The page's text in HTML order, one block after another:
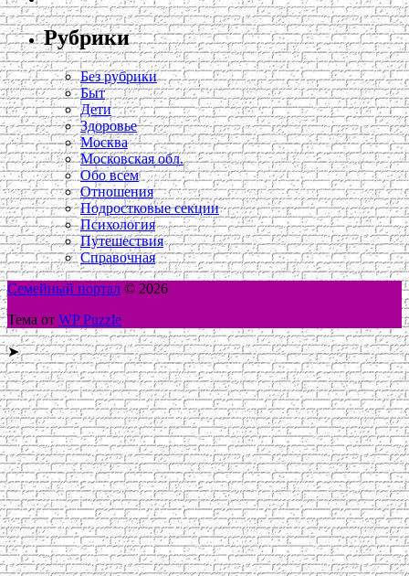
Рубрики
Без рубрики
Быт
Дети
Здоровье
Москва
Московская обл.
Обо всем
Отношения
Подростковые секции
Психология
Путешествия
Справочная
Семейный портал © 2026
Тема от WP Puzzle
➤